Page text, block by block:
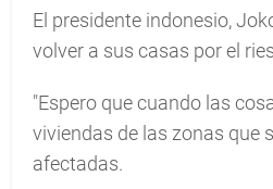
El presidente indonesio,
volver a sus casas por el
"Espero que cuando las
viviendas de las zonas que
afectadas.